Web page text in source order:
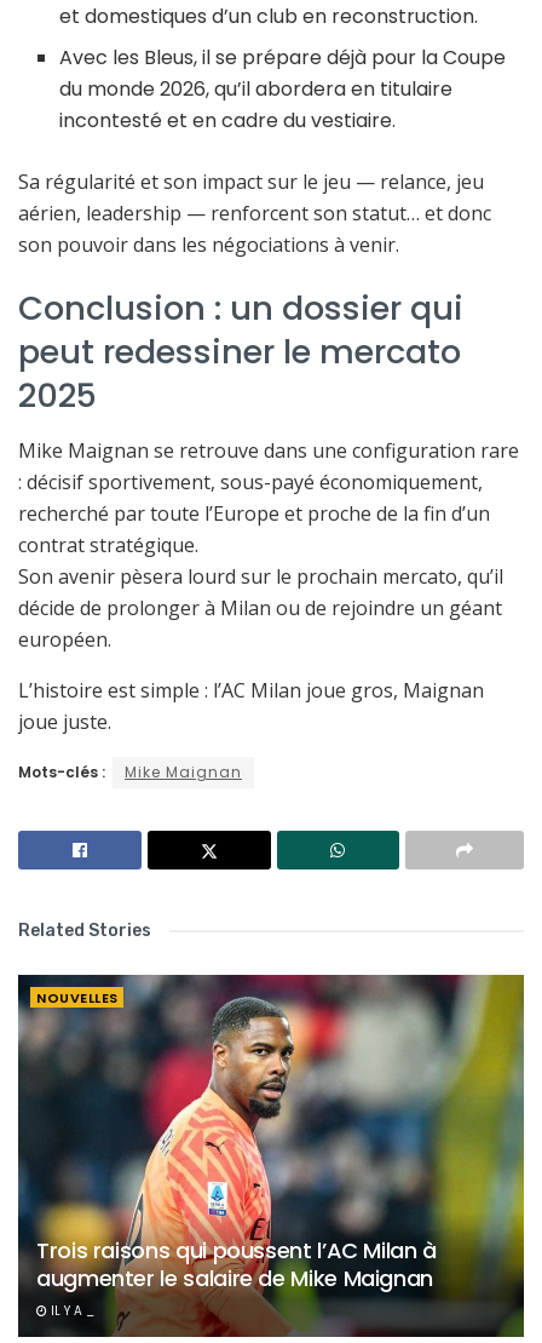
et domestiques d’un club en reconstruction.
Avec les Bleus, il se prépare déjà pour la Coupe
du monde 2026, qu’il abordera en titulaire
incontesté et en cadre du vestiaire.
Sa régularité et son impact sur le jeu — relance, jeu
aérien, leadership — renforcent son statut… et donc
son pouvoir dans les négociations à venir.
Conclusion : un dossier qui
peut redessiner le mercato
2025
Mike Maignan se retrouve dans une configuration rare
: décisif sportivement, sous-payé économiquement,
recherché par toute l’Europe et proche de la fin d’un
contrat stratégique.
Son avenir pèsera lourd sur le prochain mercato, qu’il
décide de prolonger à Milan ou de rejoindre un géant
européen.
L’histoire est simple : l’AC Milan joue gros, Maignan
joue juste.
Mots-clés : Mike Maignan
Related Stories
NOUVELLES
Trois raisons qui poussent l’AC Milan à
augmenter le salaire de Mike Maignan
IL Y A _